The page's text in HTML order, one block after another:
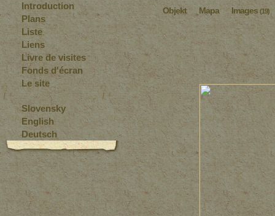
Objekt Mapa Images (19)
Introduction
Plans
Liste
Liens
Livre de visites
Fonds d'écran
Le site
Slovensky
English
Deutsch